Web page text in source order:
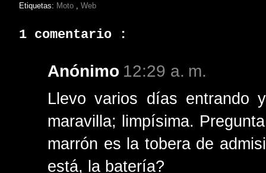
Etiquetas: Moto Web
1 comentario :
Anónimo 12:29 a. m.
Llevo varios días entrando
maravilla; limpísima.
marrón es la tobera de
está, la batería?